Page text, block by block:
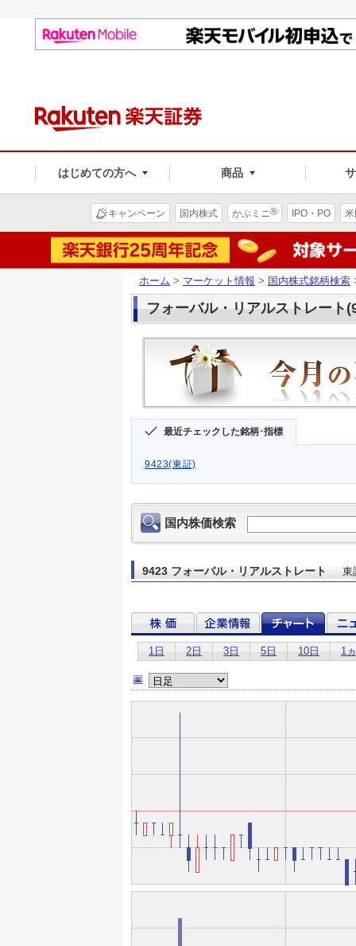
はじめての方へ 商品
キャンペーン 国内株式 かぶミニ® IPO・PO
ホーム > マーケット情報 > 国内株式銘柄検索
フォーバル・リアルストレート
最近チェックした銘柄･指標
9423(東証)